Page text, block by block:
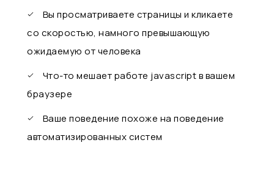
Вы просматриваете страницы и кликаете
со скоростью, намного превышающую
ожидаемую от человека
Что-то мешает работе javascript в вашем
браузере
Ваше поведение похоже на поведение
автоматизированных систем